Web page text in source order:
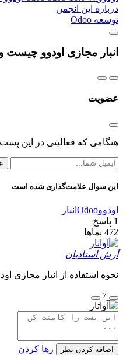
درباره این انجمن
توسعه Odoo
انبار مجازی اودوو
عضویت
هنگامی که فعالیتی در این
این سوال علامت‌گذاری شده است
اودووOdoo انبار
1 پاسخ
472 نماها
آرش استادیان
نحوه استفاده از انبار مجازی اودوو
7
اضافه کردن نظر رها کردن